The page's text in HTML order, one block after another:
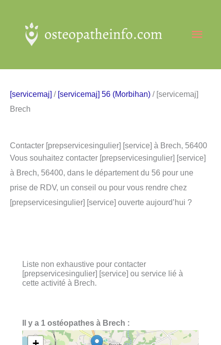
contenu
[servicemaj] / [servicemaj] 56 (Morbihan) / [servicemaj]
Brech
Contacter [prepservicesingulier] [service] à Brech, 56400
Vous souhaitez contacter [prepservicesingulier] [service]
à Brech, 56400, dans le département du 56 pour une
prise de RDV, un conseil ou pour vous rendre chez
[prepservicesingulier] [service] ouverte aujourd’hui ?
Liste non exhaustive pour contacter
[prepservicesingulier] [service] ou service lié à
cette activité à Brech.
Il y a 1 ostéopathes à Brech :